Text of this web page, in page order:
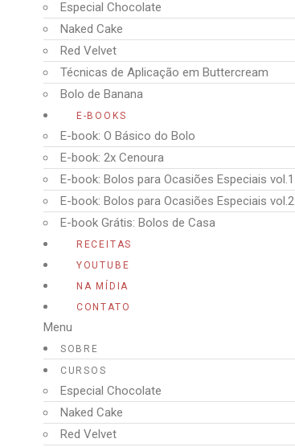
Especial Chocolate
Naked Cake
Red Velvet
Técnicas de Aplicação em Buttercream
Bolo de Banana
E-BOOKS
E-book: O Básico do Bolo
E-book: 2x Cenoura
E-book: Bolos para Ocasiões Especiais vol.1
E-book: Bolos para Ocasiões Especiais vol.2
E-book Grátis: Bolos de Casa
RECEITAS
YOUTUBE
NA MÍDIA
CONTATO
Menu
SOBRE
CURSOS
Especial Chocolate
Naked Cake
Red Velvet